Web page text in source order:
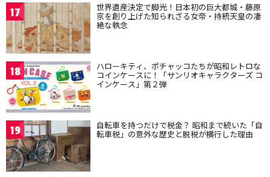
17 世界遺産決定で脚光！日本初の巨大都城・藤原
京を創り上げた知られざる女帝・持統天皇の凄
絶な執念
18 ハローキティ、ポチャッコたちが昭和レトロな
コインケースに！「サンリオキャラクターズ コ
インケース」第２弾
19 自転車を持つだけで税金？ 昭和まで続いた「自
転車税」の意外な歴史と脱税が横行した理由